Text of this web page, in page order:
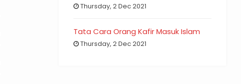
Thursday, 2 Dec 2021
Tata Cara Orang Kafir Masuk Islam
Thursday, 2 Dec 2021